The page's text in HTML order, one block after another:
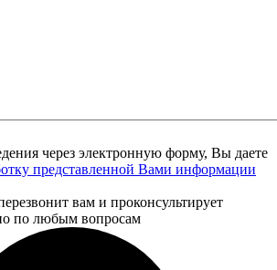
через электронную форму, Вы даете
представленной Вами информации
вам и проконсультирует
по любым вопросам